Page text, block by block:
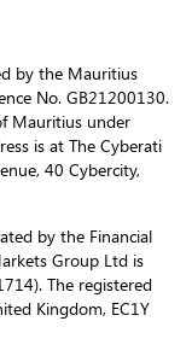
by the Mauritius
No. GB21200130.
Mauritius under
is at The Cyberati
40 Cybercity,
by the Financial
Group Ltd is
The registered
Kingdom, EC1Y